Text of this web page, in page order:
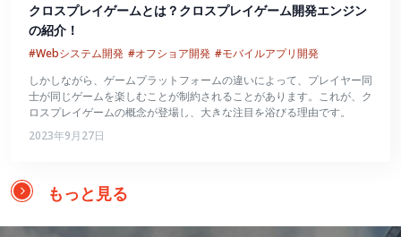
クロスプレイゲームとは？クロスプレイゲーム開発エンジン
の紹介！
#Webシステム開発 #オフショア開発 #モバイルアプリ開発
しかしながら、ゲームプラットフォームの違いによって、プレイヤー同
士が同じゲームを楽しむことが制約されることがあります。これが、ク
ロスプレイゲームの概念が登場し、大きな注目を浴びる理由です。
2023年9月27日
もっと見る